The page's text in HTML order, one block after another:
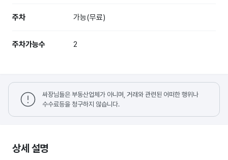
주차 가능(무료)
주차가능수 2
싸장님들은 부동산업체가 아니며, 거래와 관련된 어떠한 행위나
수수료등을 청구하지 않습니다.
상세 설명